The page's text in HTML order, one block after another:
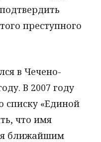
преступного
в Чечено-
В 2007 году
списку «Единой
что имя
ближайшим